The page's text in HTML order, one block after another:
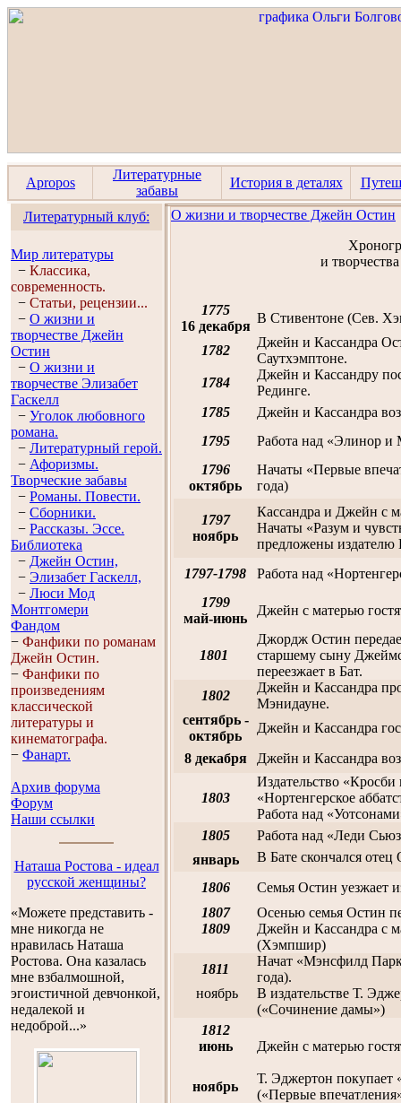
Apropos
Литературные
забавы
История в деталях
Литературный клуб:
Мир литературы
− Классика,
современность.
− Статьи, рецензии...
− О жизни и
творчестве Джейн
Остин
− О жизни и
творчестве Элизабет
Гaскелл
− Уголок любовного
романа.
− Литературный герой.
− Афоризмы.
Творческие забавы
− Романы. Повести.
− Сборники.
− Рассказы. Эссe.
Библиотека
− Джейн Остин,
− Элизабет Гaскелл,
− Люси Мод
Монтгомери
Фандом
− Фанфики по романам
Джейн Остин.
− Фанфики по
произведениям
классической
литературы и
кинематографа.
− Фанарт.
Архив форума
Форум
Наши ссылки
Наташа Ростова - идеал
русской женщины?
«Можете представить -
мне никогда не
нравилась Наташа
Ростова. Она казалась
мне взбалмошной,
эгоистичной девчонкой,
недалекой и
недоброй...»
О жизни и творчестве Джейн Остин
и
1775
16 декабря
В Стивентоне (Сев.
1782
Джейн и Кассандра
Саутхэмптоне.
1784
Джейн и Кассандру
Рединге.
1785
Джейн и Кассандра
1795
Работа над «Элинор и
1796
октябрь
Начаты «Первые
года)
1797
ноябрь
Кассандра и Джейн с
Начаты «Разум и
предложены издателю
1797-1798
Работа над
1799
май-июнь
Джейн с матерью
1801
Джордж Остин
старшему сыну
переезжает в Бат.
1802
Джейн и Кассандра
Мэнидауне.
сентябрь -
октябрь
Джейн и Кассандра
8 декабря
Джейн и Кассандра
1803
Издательство
«Нортенгерское
Работа над
1805
Работа над «Леди
январь
В Бате скончался отец
1806
Семья Остин уезжает
1807
Осенью семья Остин
1809
Джейн и Кассандра с
(Хэмпшир)
1811
Начат «Мэнсфилд
года).
ноябрь
В издательстве Т.
(«Сочинение дамы»)
1812
июнь
Джейн с матерью
ноябрь
Т. Эджертон покупает
(«Первые